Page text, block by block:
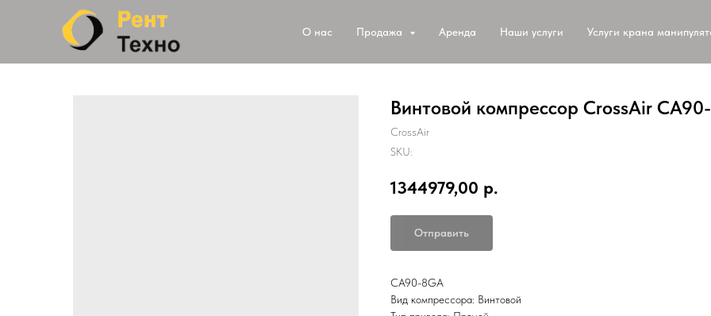
О нас Продажа Аренда Наши услуги Услуги крана
Винтовой компрессор CrossAir
CrossAir
SKU:
1344979,00 р.
Отправить
CA90-8GA
Вид компрессора: Винтовой